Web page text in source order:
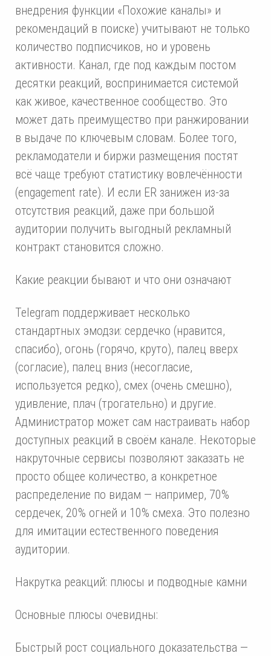
внедрения функции «Похожие каналы» и
рекомендаций в поиске) учитывают не только
количество подписчиков, но и уровень
активности. Канал, где под каждым постом
десятки реакций, воспринимается системой
как живое, качественное сообщество. Это
может дать преимущество при ранжировании
в выдаче по ключевым словам. Более того,
рекламодатели и биржи размещения постят
всё чаще требуют статистику вовлечённости
(engagement rate). И если ER занижен из-за
отсутствия реакций, даже при большой
аудитории получить выгодный рекламный
контракт становится сложно.
Какие реакции бывают и что они означают
Telegram поддерживает несколько
стандартных эмодзи: сердечко (нравится,
спасибо), огонь (горячо, круто), палец вверх
(согласие), палец вниз (несогласие,
используется редко), смех (очень смешно),
удивление, плач (трогательно) и другие.
Администратор может сам настраивать набор
доступных реакций в своём канале. Некоторые
накруточные сервисы позволяют заказать не
просто общее количество, а конкретное
распределение по видам — например, 70%
сердечек, 20% огней и 10% смеха. Это полезно
для имитации естественного поведения
аудитории.
Накрутка реакций: плюсы и подводные камни
Основные плюсы очевидны:
Быстрый рост социального доказательства —